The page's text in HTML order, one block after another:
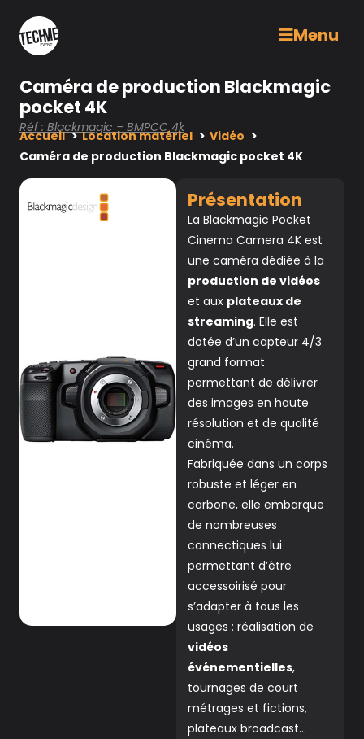
Menu
Caméra de production Blackmagic
pocket 4K
Réf : Blackmagic – BMPCC 4k
Accueil Location matériel
Vidéo
Caméra de production Blackmagic pocket 4K
Présentation
La Blackmagic Pocket
Cinema Camera 4K est
une caméra dédiée à la
production de vidéos
et aux plateaux de
streaming. Elle est
dotée d’un capteur 4/3
grand format
permettant de délivrer
des images en haute
résolution et de qualité
cinéma.
Fabriquée dans un corps
robuste et léger en
carbone, elle embarque
de nombreuses
connectiques lui
permettant d’être
accessoirisé pour
s’adapter à tous les
usages : réalisation de
vidéos
événementielles,
tournages de court
métrages et fictions,
plateaux broadcast…